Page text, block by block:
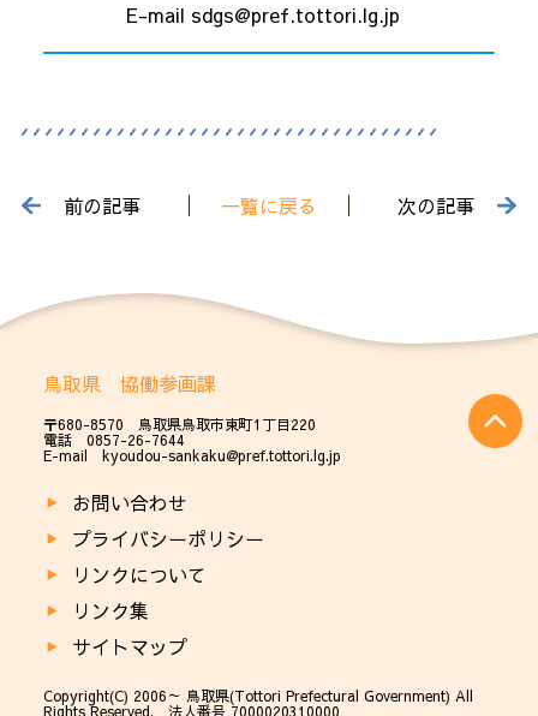
E-mail sdgs@pref.tottori.lg.jp
前の記事 一覧に戻る 次の記事
鳥取県 協働参画課
〒680-8570 鳥取県鳥取市東町1丁目220
電話 0857-26-7644
E-mail kyoudou-sankaku@pref.tottori.lg.jp
お問い合わせ
プライバシーポリシー
リンクについて
リンク集
サイトマップ
Copyright(C) 2006～ 鳥取県(Tottori Prefectural Government) All
Rights Reserved. 法人番号 7000020310000